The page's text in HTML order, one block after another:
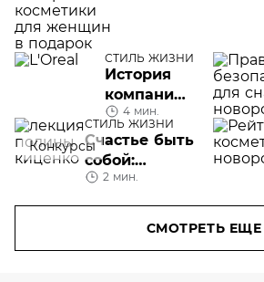
СТИЛЬ ЖИЗНИ
История
компании
L'Oréal
4 мин.
Конкурсы
СТИЛЬ ЖИЗНИ
Счастье быть
собой:
продолжение
лекций от
2 мин.
СМОТРЕТЬ ЕЩЕ